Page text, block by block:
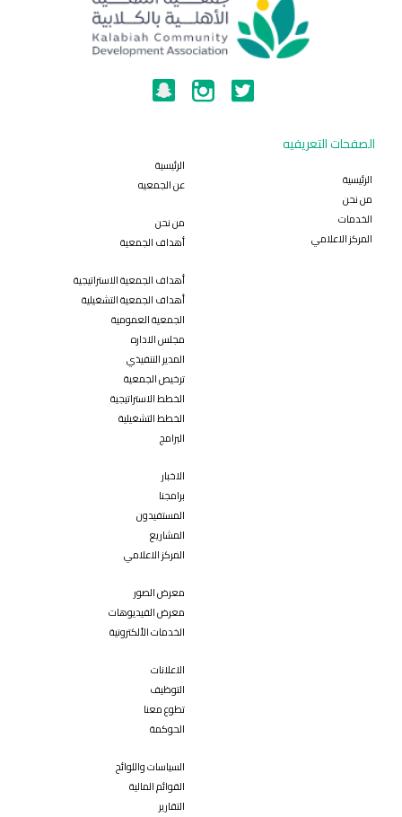
الصفحات التعريفيه
الرئيسية
من نحن
الخدمات
المركز الاعلامي
الرئيسية
عن الجمعيه
من نحن
أهداف الجمعية
أهداف الجمعية الاستراتيجية
أهداف الجمعية التشغيلية
الجمعية العمومية
مجلس الاداره
المدير التنفيذي
ترخيص الجمعية
الخطط الاستراتيجية
الخطط التشغيلية
البرامج
الاخبار
برامجنا
المستفيدون
المشاريع
المركز الاعلامي
معرض الصور
معرض الفيديوهات
الخدمات الألكترونية
الاعلانات
التوظيف
تطوع معنا
الحوكمة
السياسات واللوائح
القوائم المالية
التقارير